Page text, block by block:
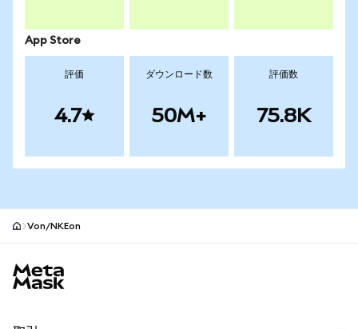
App Store
評価
4.7
ダウンロード数
50M+
評価数
75.8K
Von/NKEon